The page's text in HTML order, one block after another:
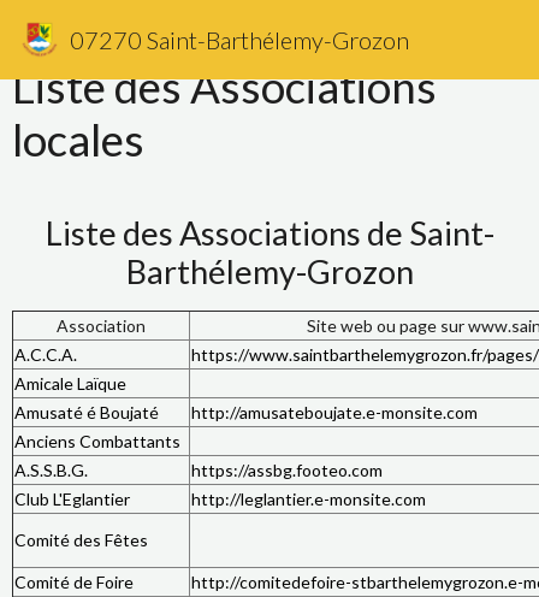
07270 Saint-Barthélemy-Grozon
Liste des Associations
locales
Liste des Associations de Saint-
Barthélemy-Grozon
Association
Site web ou page sur
A.C.C.A.
https://www.saintbarthelemygrozon.fr/
Amicale Laïque
Amusaté é Boujaté
http://amusateboujate.e-monsite.com
Anciens Combattants
A.S.S.B.G.
https://assbg.footeo.com
Club L'Eglantier
http://leglantier.e-monsite.com
Comité des Fêtes
Comité de Foire
http://comitedefoire-stbarthelemygrozon.e-